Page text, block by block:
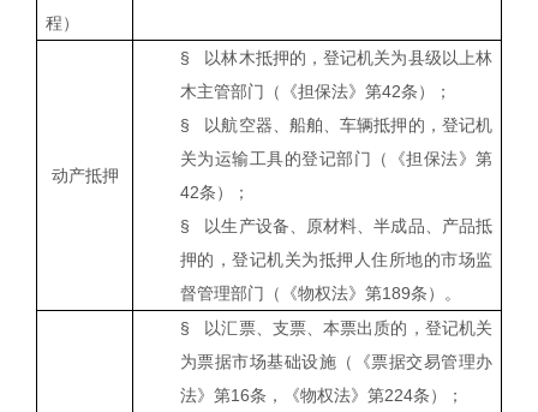
程）
动产抵押
§
以林木抵押的，登记机关为县级以上林
木主管部门（《担保法》第42条）；
§
以航空器、船舶、车辆抵押的，登记机
关为运输工具的登记部门（《担保法》第
42条）；
§
以生产设备、原材料、半成品、产品抵
押的，登记机关为抵押人住所地的市场监
督管理部门（《物权法》第189条）。
§
以汇票、支票、本票出质的，登记机关
为票据市场基础设施（《票据交易管理办
法》第16条，《物权法》第224条）；